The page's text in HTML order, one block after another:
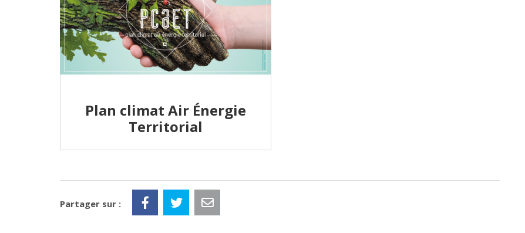
Plan climat Air Énergie
Territorial
Partager sur :